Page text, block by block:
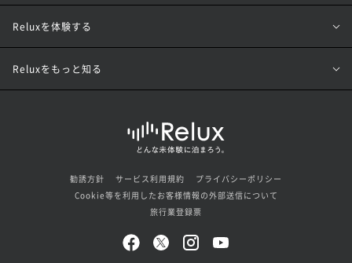
Reluxを体験する
Reluxをもっと知る
勧誘方針 サービス利用規約
プライバシーポリシー
Cookie等を利用したお客様情報の外部送信について
旅行業登録票